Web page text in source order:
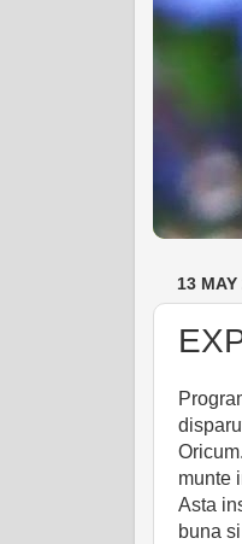
13 MAY
munte
Asta
buna